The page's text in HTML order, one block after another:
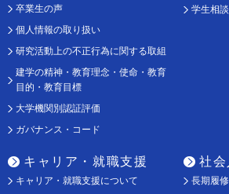
卒業生の声
個人情報の取り扱い
研究活動上の不正行為に関する取組
建学の精神・教育理念・使命・教育
目的・教育目標
大学機関別認証評価
ガバナンス・コード
学生相
キャリア・就職支援
キャリア・就職支援について
社会
長期履